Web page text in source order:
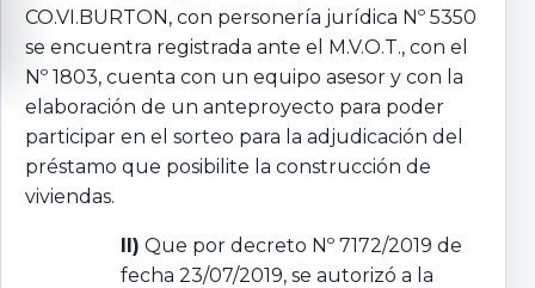
CO.VI.BURTON, con personería jurídica Nº 5350
se encuentra registrada ante el M.V.O.T., con el
Nº 1803, cuenta con un equipo asesor y con la
elaboración de un anteproyecto para poder
participar en el sorteo para la adjudicación del
préstamo que posibilite la construcción de
viviendas.
II) Que por decreto Nº 7172/2019 de
fecha 23/07/2019, se autorizó a la